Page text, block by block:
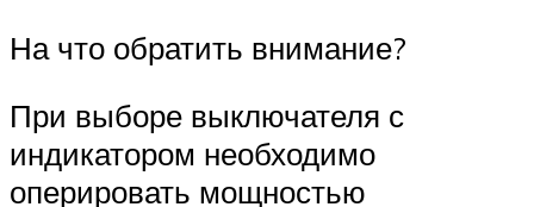
На что обратить внимание?
При выборе выключателя с
индикатором необходимо
оперировать мощностью